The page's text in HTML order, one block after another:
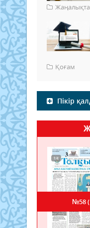
Қоғам
Пікір
№58